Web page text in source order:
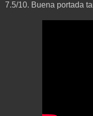
7.5/10. Buena portada